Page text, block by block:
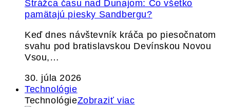
Strážca času nad Dunajom: Čo všetko
pamätajú piesky Sandbergu?
Keď dnes návštevník kráča po piesočnatom
svahu pod bratislavskou Devínskou Novou
Vsou,…
30. júla 2026
Technológie
TechnológieZobraziť viac